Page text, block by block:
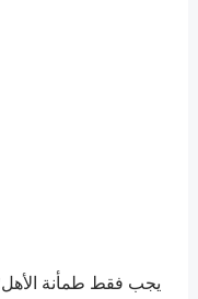
يجب فقط طمأنة